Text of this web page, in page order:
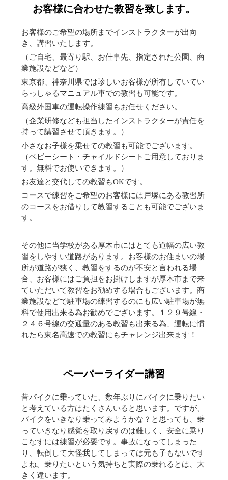
お客様に合わせた教習を致します。
お客様のご希望の場所までインストラクターが出向
き、講習いたします。
（ご自宅、最寄り駅、お仕事先、指定された公園、商
業施設などなど）
東京都、神奈川県では珍しいお客様が所有していてい
らっしゃるマニュアル車での教習も可能です。
高級外国車の運転操作練習もお任せください。
（企業研修なども担当したインストラクターが責任を
持って講習させて頂きます。）
小さなお子様を乗せての教習も可能でございます。
（ベビーシート・チャイルドシートご用意しておりま
す。無料でお使いできます。）
お友達と交代しての教習もOKです。
コースで練習をご希望のお客様には戸塚にある教習所
のコースをお借りして教習することも可能でございま
す。
その他に当学校がある厚木市にはとても道幅の広い教
習をしやすい道路があります。お客様のお住まいの場
所が道路が狭く、教習をするのが不安と言われる場
合、お客様にはご負担をお掛けしますが厚木市まで来
ていただいて教習をお勧めする場合もございます。商
業施設などで駐車場の練習するのにも広い駐車場が無
料で使用出来る為お勧めでございます。１２９号線・
２４６号線の交通量のある教習も出来る為、運転に慣
れたら東名高速での教習にもチャレンジ出来ます！
ペーパーライダー講習
昔バイクに乗っていた、数年ぶりにバイクに乗りたい
と考えている方はたくさんいると思います。ですが、
バイクをいきなり乗ってみようかな？と思っても、乗
っていきなり感覚を取り戻すのは難しく、安全に乗り
こなすには練習が必要です。事故になってしまった
り、転倒して大怪我してしまっては元も子もないです
よね。乗りたいという気持ちと実際の乗れるとは、大
きく違います。